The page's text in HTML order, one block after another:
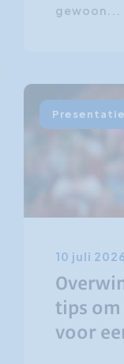
gewoon...
10 juli 2026
tips
voor